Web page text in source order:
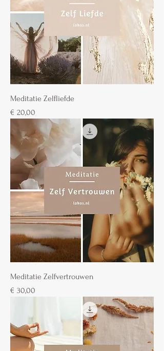
Meditatie Zelfliefde
Prijs
€ 20,00
Meditatie Zelfvertrouwen
Prijs
€ 30,00